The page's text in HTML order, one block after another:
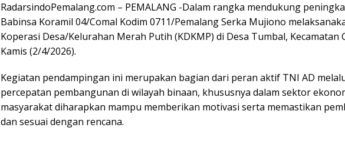
RadarsindoPemalang.com – PEMALANG -Dalam rangka mendukung
Babinsa Koramil 04/Comal Kodim 0711/Pemalang Serka Mujiono
Koperasi Desa/Kelurahan Merah Putih (KDKMP) di Desa Tumbal, Kecamatan
Kamis (2/4/2026).
Kegiatan pendampingan ini merupakan bagian dari peran aktif TNI AD
percepatan pembangunan di wilayah binaan, khususnya dalam sektor
masyarakat diharapkan mampu memberikan motivasi serta memastikan
dan sesuai dengan rencana.